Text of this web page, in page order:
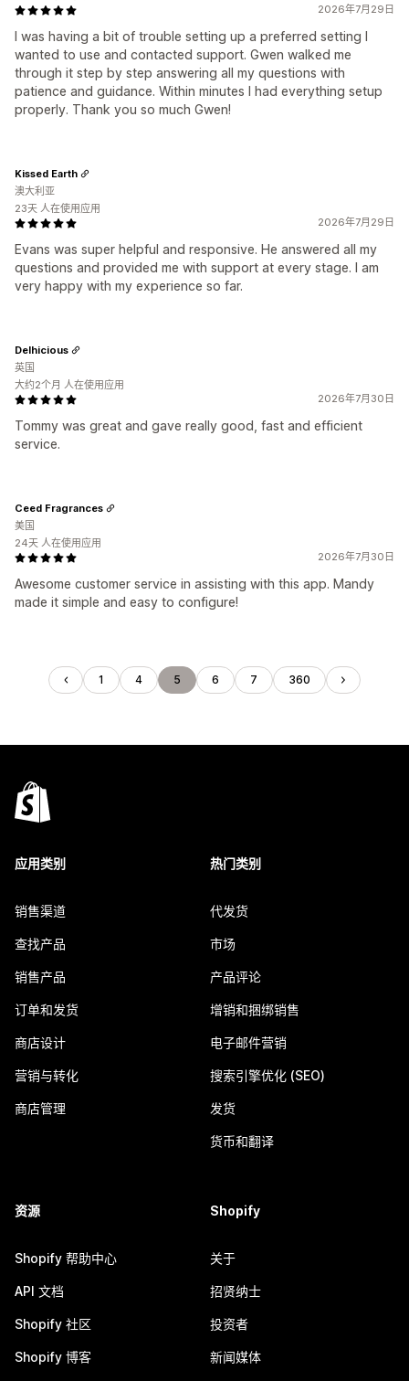
2026年7月29日
I was having a bit of trouble setting up a preferred setting I
wanted to use and contacted support. Gwen walked me
through it step by step answering all my questions with
patience and guidance. Within minutes I had everything setup
properly. Thank you so much Gwen!
2026年7月29日
Evans was super helpful and responsive. He answered all my
questions and provided me with support at every stage. I am
very happy with my experience so far.
Kissed Earth
澳大利亚
23天 人在使用应用
2026年7月30日
Tommy was great and gave really good, fast and efficient
service.
Delhicious
英国
大约2个月 人在使用应用
2026年7月30日
Awesome customer service in assisting with this app. Mandy
made it simple and easy to configure!
Ceed Fragrances
美国
24天 人在使用应用
1 4 5 6 7 360
应用类别
销售渠道
查找产品
销售产品
订单和发货
商店设计
营销与转化
商店管理
热门类别
代发货
市场
产品评论
增销和捆绑销售
电子邮件营销
搜索引擎优化 (SEO)
发货
货币和翻译
资源
Shopify 帮助中心
API 文档
Shopify 社区
Shopify 博客
Shopify
关于
招贤纳士
投资者
新闻媒体